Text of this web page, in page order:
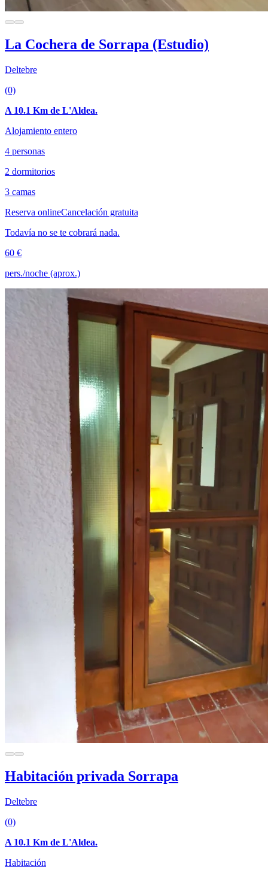
La Cochera de Sorrapa (Estudio)
Deltebre
(0)
A 10.1 Km de L'Aldea.
Alojamiento entero
4 personas
2 dormitorios
3 camas
Reserva onlineCancelación gratuita
Todavía no se te cobrará nada.
60 €
pers./noche (aprox.)
Habitación privada Sorrapa
Deltebre
(0)
A 10.1 Km de L'Aldea.
Habitación